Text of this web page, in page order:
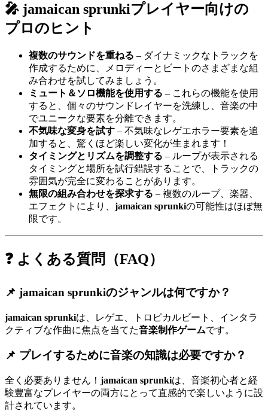
🎤 jamaican sprunkiプレイヤー向けの
プロのヒント
複数のサウンドを重ねる – ダイナミックなトラックを
作成するために、メロディーとビートのさまざまな組
み合わせを試してみましょう。
ミュート＆ソロ機能を使用する – これらの機能を使用
すると、個々のサウンドレイヤーを洗練し、音楽の中
でユニークな要素を分離できます。
不気味な変身を試す – 不気味なレゲエホラー要素を追
加すると、驚くほど楽しい変化が生まれます！
タイミングとリズムを調整する – ループが表示される
タイミングと場所を試行錯誤することで、トラックの
雰囲気が完全に変わることがあります。
無限の組み合わせを探求する – 複数のループ、楽器、
エフェクトにより、 jamaican sprunkiの可能性はほぼ無
限です。
❓ よくある質問（FAQ）
📌 jamaican sprunkiのジャンルは何ですか？
jamaican sprunkiは、レゲエ、トロピカルビート、インタラ
クティブな作曲に焦点を当てた音楽制作ゲームです。
📌 プレイするために音楽の知識は必要ですか？
全く必要ありません！ jamaican sprunkiは、音楽初心者と経
験豊富なプレイヤーの両方にとって直感的で楽しいように設
計されています。